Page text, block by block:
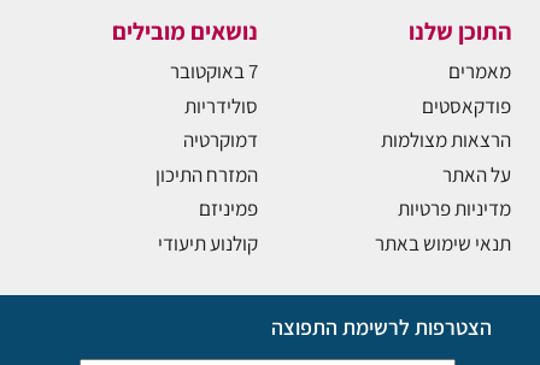
התוכן שלנו
מאמרים
פודקאסטים
הרצאות מצולמות
על האתר
מדיניות פרטיות
תנאי שימוש באתר
נושאים מובילים
7 באוקטובר
סולידריות
דמוקרטיה
המזרח התיכון
פמיניזם
קולנוע תיעודי
הצטרפות לרשימת התפוצה